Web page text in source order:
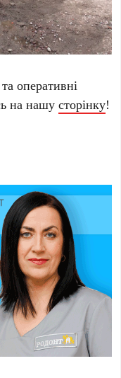
оперативні
на нашусторінку!